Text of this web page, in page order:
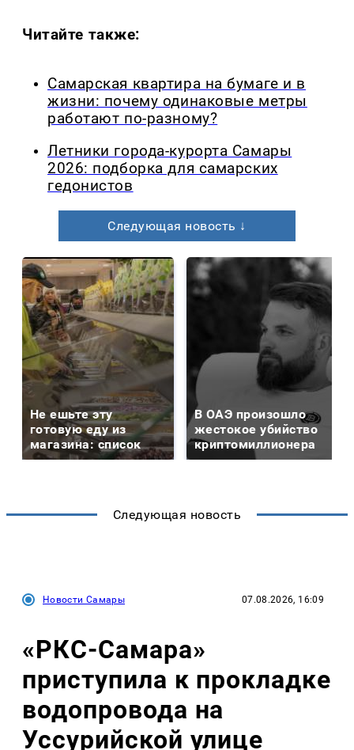
Читайте также:
Самарская квартира на бумаге и в
жизни: почему одинаковые метры
работают по-разному?
Летники города-курорта Самары
2026: подборка для самарских
гедонистов
Следующая новость ↓
Не ешьте эту
готовую еду из
магазина: список
В ОАЭ произошло
жестокое убийство
криптомиллионера
Следующая новость
Новости Самары 07.08.2026, 16:09
«РКС-Самара»
приступила к прокладке
водопровода на
Уссурийской улице